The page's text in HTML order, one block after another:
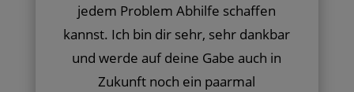
jedem Problem Abhilfe schaffen
kannst. Ich bin dir sehr, sehr dankbar
und werde auf deine Gabe auch in
Zukunft noch ein paarmal